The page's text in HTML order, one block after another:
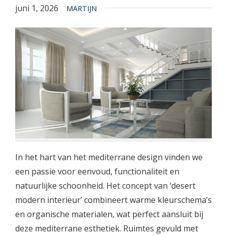
juni 1, 2026 MARTIJN
In het hart van het mediterrane design vinden we
een passie voor eenvoud, functionaliteit en
natuurlijke schoonheid. Het concept van ‘desert
modern interieur’ combineert warme kleurschema’s
en organische materialen, wat perfect aansluit bij
deze mediterrane esthetiek. Ruimtes gevuld met